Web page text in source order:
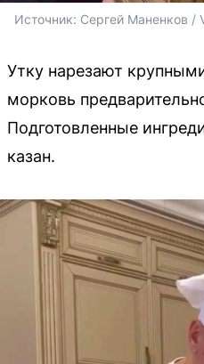
Источник: Сергей Маненков /
Утку нарезают
морковь
Подготовленные
казан.